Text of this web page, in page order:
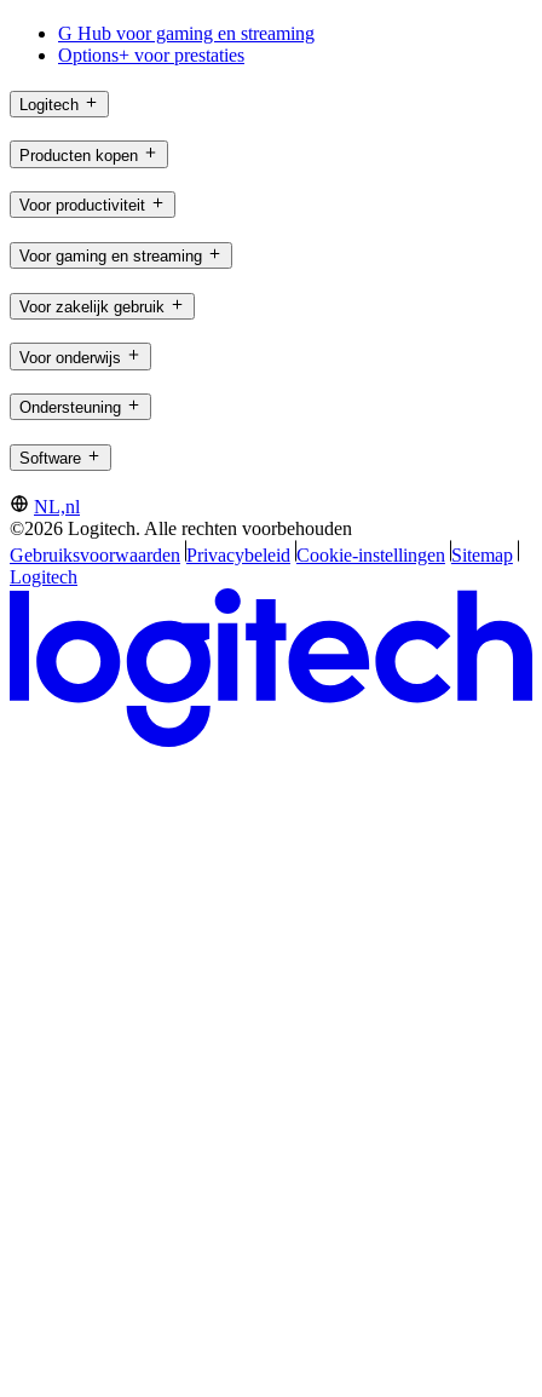
G Hub voor gaming en streaming
Options+ voor prestaties
Logitech
Producten kopen
Voor productiviteit
Voor gaming en streaming
Voor zakelijk gebruik
Voor onderwijs
Ondersteuning
Software
NL,nl
©2026 Logitech. Alle rechten voorbehouden
Gebruiksvoorwaarden Privacybeleid Cookie-instellingen Sitemap
Logitech